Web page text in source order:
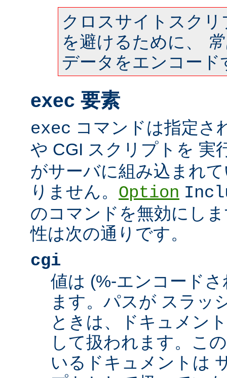
クロスサイトスク
を避けるために、
データをエンコード
exec 要素
exec コマンドは指定さ
や CGI スクリプトを 実
がサーバに組み込まれ
りません。 Option
のコマンドを無効にし
性は次の通りです。
cgi
値は (%-エンコード
ます。パスが スラッ
ときは、ドキュメン
して扱われます。こ
いるドキュメントは